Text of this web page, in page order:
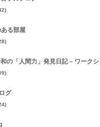
る部屋
の「人間力」発見日記 – ワーク
グ